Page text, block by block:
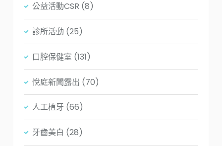
公益活動CSR (8)
診所活動 (25)
口腔保健室 (131)
悅庭新聞露出 (70)
人工植牙 (66)
牙齒美白 (28)